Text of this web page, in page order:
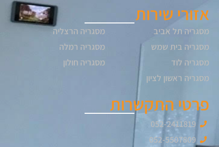
אזורי שירות
מסגריה תל אביב
מסגריה בית שמש
מסגריה לוד
מסגריה ראשון לציון
מסגריה הרצליה
מסגריה רמלה
מסגריה חולון
פרטי התקשרות
052-2411819
052-5507809